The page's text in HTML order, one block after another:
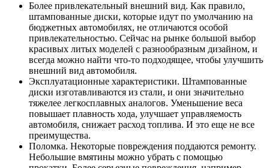
Более привлекательный внешний вид. Как правило,
штампованные диски, которые идут по умолчанию на
бюджетных автомобилях, не отличаются особой
привлекательностью. Сейчас на рынке большой выбор
красивых литых моделей с разнообразным дизайном, и
всегда можно найти что-то подходящее, чтобы улучшить
внешний вид автомобиля.
Эксплуатационные характеристики. Штампованные
диски изготавливаются из стали, и они значительно
тяжелее легкосплавных аналогов. Уменьшение веса
повышает плавность хода, улучшает управляемость
автомобиля, снижает расход топлива. И это еще не все
преимущества.
Поломка. Некоторые повреждения поддаются ремонту.
Небольшие вмятины можно убрать с помощью